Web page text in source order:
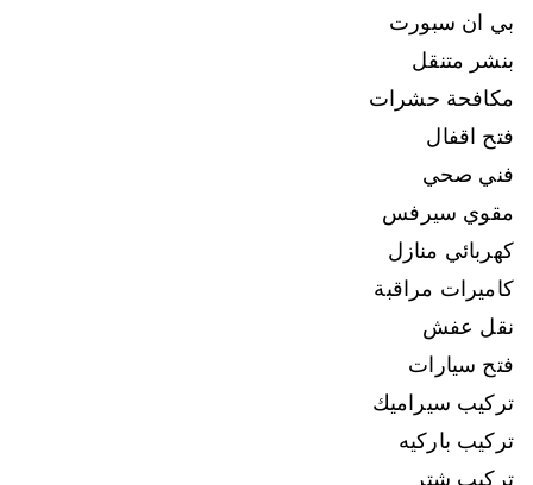
بي ان سبورت
بنشر متنقل
مكافحة حشرات
فتح اقفال
فني صحي
مقوي سيرفس
كهربائي منازل
كاميرات مراقبة
نقل عفش
فتح سيارات
تركيب سيراميك
تركيب باركيه
تركيب شتر